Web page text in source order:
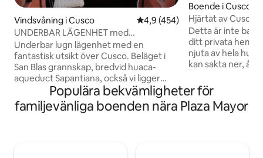
Vindsvåning i Cusco 4,9 av 5 i genomsnittligt
4,9 (454)
UNDERBAR LÄGENHET med
imponerande utsikt över Cusco
Underbar lugn lägenhet med en
fantastisk utsikt över Cusco. Beläget i
San Blas grannskap, bredvid huaca-
aqueduct Sapantiana, också vi ligger
bara 10 minuter från det stora torget.
Rätt bredvid trevliga restauranger,
marknader, shopping, pubar-discos. Du
Boende i Cusco
Hjärtat av Cusco
Balkong och
Detta är inte
ditt privata hem i
njuta av hela
kan sakta ner,
dina vänner. Koppla av på terrassen,
samlas vid
historiska skatter
Populära bekvämligheter för
familjevänliga boenden nära Plaza Mayor